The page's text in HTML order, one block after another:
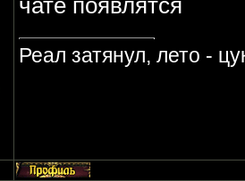
Реал затянул, лето -